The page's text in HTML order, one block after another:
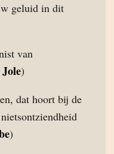
geluid in dit
van
)
dat hoort bij de
)